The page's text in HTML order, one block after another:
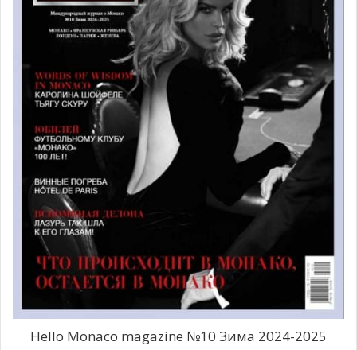
Hello Monaco magazine №10 Зима 2024-2025